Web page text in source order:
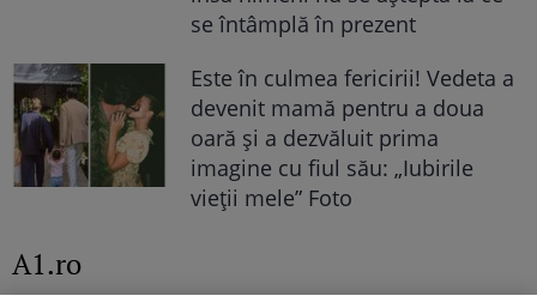
se întâmplă în prezent
Este în culmea fericirii! Vedeta a
devenit mamă pentru a doua
oară și a dezvăluit prima
imagine cu fiul său: „Iubirile
vieții mele” Foto
A1.ro